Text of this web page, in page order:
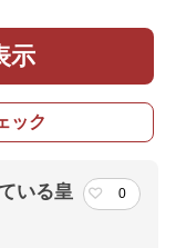
示
ック
いる皇
0